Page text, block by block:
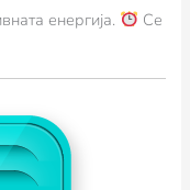
енергија.
Се